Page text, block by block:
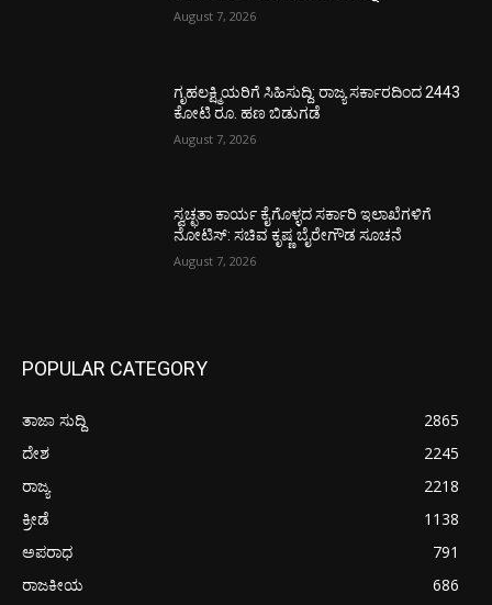
August 7, 2026
ಗೃಹಲಕ್ಷ್ಮಿಯರಿಗೆ ಸಿಹಿಸುದ್ದಿ: ರಾಜ್ಯ ಸರ್ಕಾರದಿಂದ 2443
ಕೋಟಿ ರೂ. ಹಣ ಬಿಡುಗಡೆ
August 7, 2026
ಸ್ವಚ್ಛತಾ ಕಾರ್ಯ ಕೈಗೊಳ್ಳದ ಸರ್ಕಾರಿ ಇಲಾಖೆಗಳಿಗೆ
ನೋಟಿಸ್: ಸಚಿವ ಕೃಷ್ಣ ಬೈರೇಗೌಡ ಸೂಚನೆ
August 7, 2026
POPULAR CATEGORY
ತಾಜಾ ಸುದ್ದಿ
2865
ದೇಶ
2245
ರಾಜ್ಯ
2218
ಕ್ರೀಡೆ
1138
ಅಪರಾಧ
791
ರಾಜಕೀಯ
686